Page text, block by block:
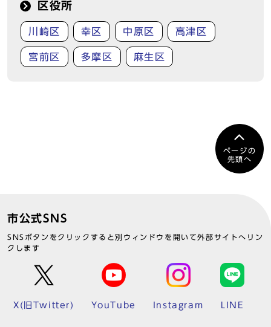
区役所
川崎区 幸区 中原区 高津区
宮前区 多摩区 麻生区
ページの
先頭へ
市公式SNS
SNSボタンをクリックすると別ウィンドウを開いて外部サイトへリン
クします
X(旧Twitter) YouTube Instagram LINE